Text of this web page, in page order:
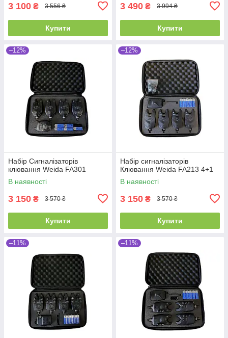
3 100 ₴ 3 556 ₴
Купити
3 490 ₴ 3 994 ₴
Купити
–12%
Набір Сигналізаторів
клювання Weida FA301
В наявності
3 150 ₴ 3 570 ₴
Купити
–12%
Набір сигналізаторів
Клювання Weida FA213 4+1
В наявності
3 150 ₴ 3 570 ₴
Купити
–11% –11%